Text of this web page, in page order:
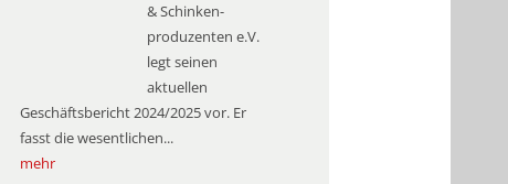
& Schinken­
produzenten e.V.
legt seinen
aktuellen
Geschäftsbericht 2024/2025 vor. Er
fasst die wesentlichen...
mehr